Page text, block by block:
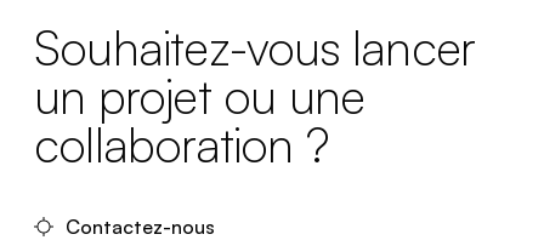
Souhaitez-vous lancer
un projet ou une
collaboration ?
Contactez-nous